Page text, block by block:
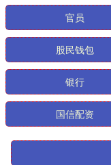
官员
股民钱包
银行
国信配资